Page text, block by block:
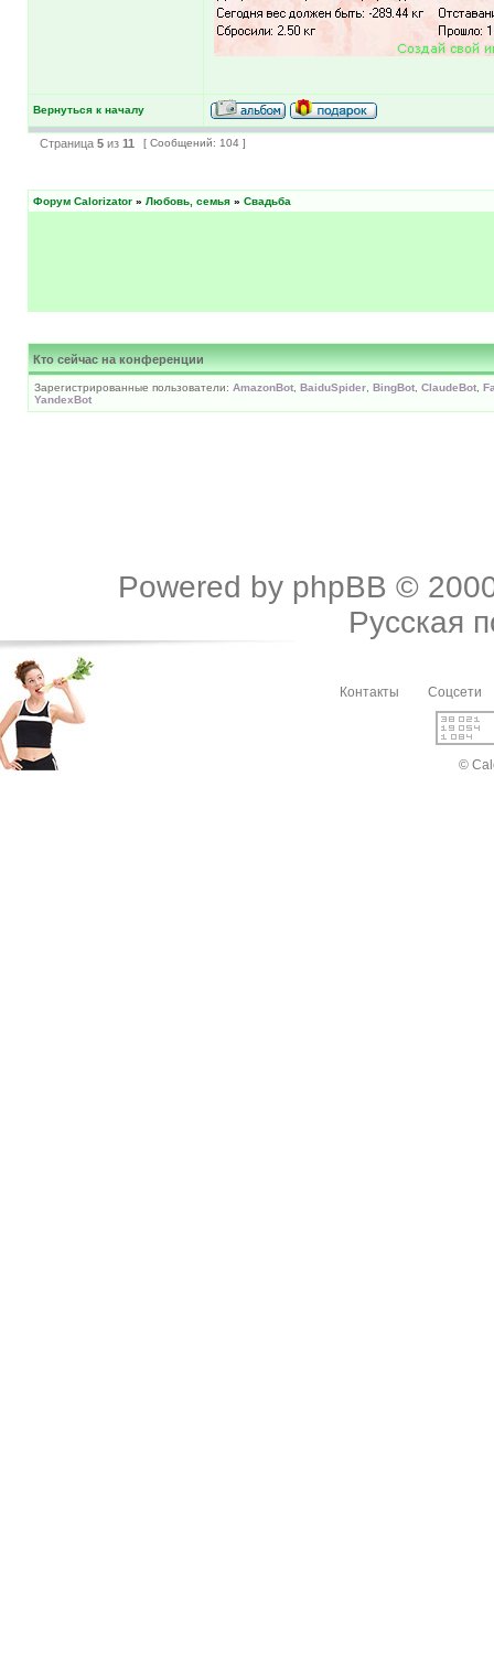
Вернуться к началу
Страница 5 из 11 [ Сообщений: 104 ]
Форум Calorizator » Любовь, семья » Свадьба
Кто сейчас на конференции
Зарегистрированные пользователи: AmazonBot BaiduSpider BingBot ClaudeBot
YandexBot
Powered by phpBB ©
Русская
Контакты Соцсети
©